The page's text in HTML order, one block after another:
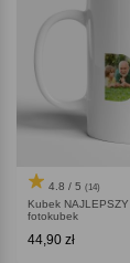
4.8 / 5 (14)
Kubek
fotokubek
44,90 zł